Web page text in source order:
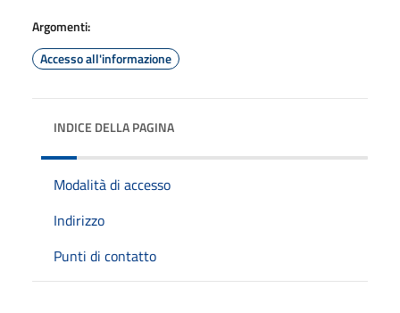
Argomenti:
Accesso all'informazione
INDICE DELLA PAGINA
Modalità di accesso
Indirizzo
Punti di contatto